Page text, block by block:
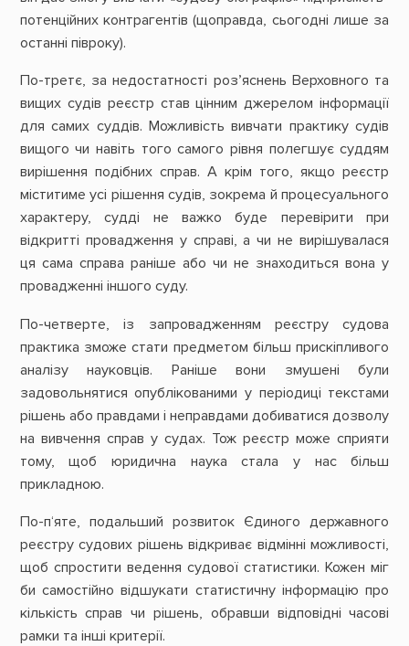
потенційних контрагентів (щоправда, сьогодні лише за
останні півроку).
По-третє, за недостатності роз’яснень Верховного та
вищих судів реєстр став цінним джерелом інформації
для самих суддів. Можливість вивчати практику судів
вищого чи навіть того самого рівня полегшує суддям
вирішення подібних справ. А крім того, якщо реєстр
міститиме усі рішення судів, зокрема й процесуального
характеру, судді не важко буде перевірити при
відкритті провадження у справі, а чи не вирішувалася
ця сама справа раніше або чи не знаходиться вона у
провадженні іншого суду.
По-четверте, із запровадженням реєстру судова
практика зможе стати предметом більш прискіпливого
аналізу науковців. Раніше вони змушені були
задовольнятися опублікованими у періодиці текстами
рішень або правдами і неправдами добиватися дозволу
на вивчення справ у судах. Тож реєстр може сприяти
тому, щоб юридична наука стала у нас більш
прикладною.
По-п‘яте, подальший розвиток Єдиного державного
реєстру судових рішень відкриває відмінні можливості,
щоб спростити ведення судової статистики. Кожен міг
би самостійно відшукати статистичну інформацію про
кількість справ чи рішень, обравши відповідні часові
рамки та інші критерії.